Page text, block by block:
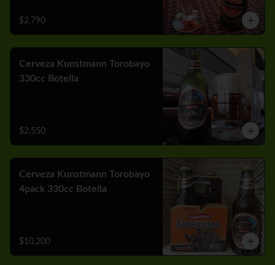
$2.790
Cerveza Kunstmann Torobayo
330cc Botella
$2.550
Cerveza Kunstmann Torobayo
4pack 330cc Botella
$10.200